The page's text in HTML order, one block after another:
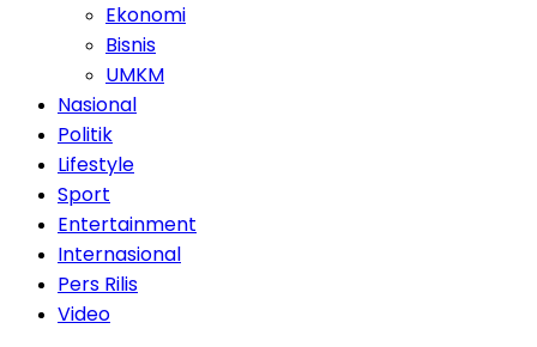
Ekonomi
Bisnis
UMKM
Nasional
Politik
Lifestyle
Sport
Entertainment
Internasional
Pers Rilis
Video